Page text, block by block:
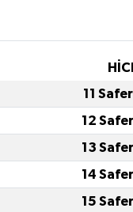
11
12
13
14
15